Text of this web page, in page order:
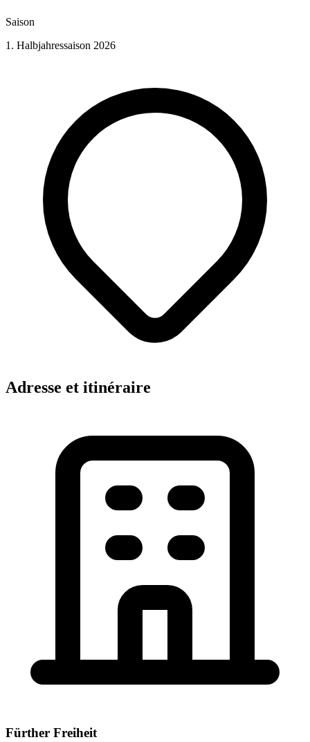
Saison
1. Halbjahressaison 2026
Adresse et itinéraire
Fürther Freiheit